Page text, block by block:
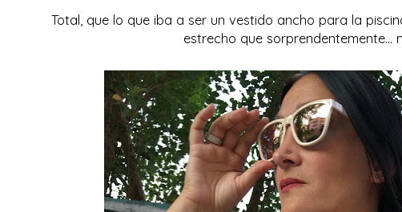
Total, que lo que iba a ser un vestido ancho para la
estrecho que sorprendentemente...